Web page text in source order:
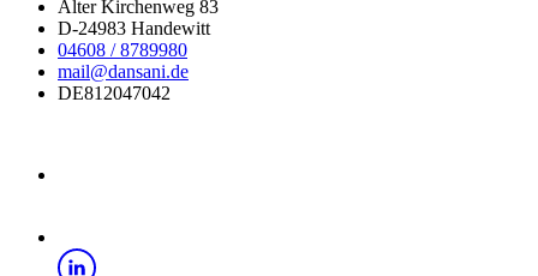
Alter Kirchenweg 83
D-24983 Handewitt
04608 / 8789980
mail@dansani.de
DE812047042